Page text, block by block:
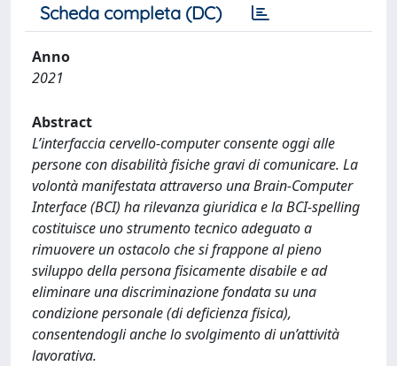
Scheda completa (DC)
Anno
2021
Abstract
L’interfaccia cervello-computer consente oggi alle
persone con disabilità fisiche gravi di comunicare. La
volontà manifestata attraverso una Brain-Computer
Interface (BCI) ha rilevanza giuridica e la BCI-spelling
costituisce uno strumento tecnico adeguato a
rimuovere un ostacolo che si frappone al pieno
sviluppo della persona fisicamente disabile e ad
eliminare una discriminazione fondata su una
condizione personale (di deficienza fisica),
consentendogli anche lo svolgimento di un’attività
lavorativa.